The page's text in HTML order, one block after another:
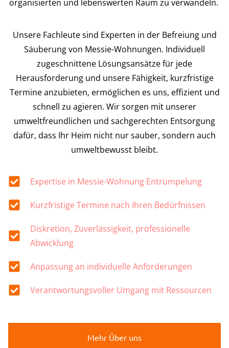
organisierten und lebenswerten Raum zu verwandeln.
Unsere Fachleute sind Experten in der Befreiung und
Säuberung von Messie-Wohnungen. Individuell
zugeschnittene Lösungsansätze für jede
Herausforderung und unsere Fähigkeit, kurzfristige
Termine anzubieten, ermöglichen es uns, effizient und
schnell zu agieren. Wir sorgen mit unserer
umweltfreundlichen und sachgerechten Entsorgung
dafür, dass Ihr Heim nicht nur sauber, sondern auch
umweltbewusst bleibt.
Expertise in Messie-Wohnung Entrümpelung
Kurzfristige Termine nach Ihren Bedürfnissen
Diskretion, Zuverlässigkeit, professionelle
Abwicklung
Anpassung an individuelle Anforderungen
Verantwortungsvoller Umgang mit Ressourcen
Mehr Über uns